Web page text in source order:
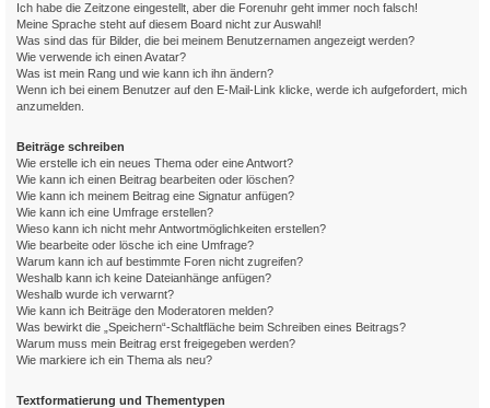
Ich habe die Zeitzone eingestellt, aber die Forenuhr geht immer noch falsch!
Meine Sprache steht auf diesem Board nicht zur Auswahl!
Was sind das für Bilder, die bei meinem Benutzernamen angezeigt werden?
Wie verwende ich einen Avatar?
Was ist mein Rang und wie kann ich ihn ändern?
Wenn ich bei einem Benutzer auf den E-Mail-Link klicke, werde ich aufgefordert, mich
anzumelden.
Beiträge schreiben
Wie erstelle ich ein neues Thema oder eine Antwort?
Wie kann ich einen Beitrag bearbeiten oder löschen?
Wie kann ich meinem Beitrag eine Signatur anfügen?
Wie kann ich eine Umfrage erstellen?
Wieso kann ich nicht mehr Antwortmöglichkeiten erstellen?
Wie bearbeite oder lösche ich eine Umfrage?
Warum kann ich auf bestimmte Foren nicht zugreifen?
Weshalb kann ich keine Dateianhänge anfügen?
Weshalb wurde ich verwarnt?
Wie kann ich Beiträge den Moderatoren melden?
Was bewirkt die „Speichern“-Schaltfläche beim Schreiben eines Beitrags?
Warum muss mein Beitrag erst freigegeben werden?
Wie markiere ich ein Thema als neu?
Textformatierung und Thementypen